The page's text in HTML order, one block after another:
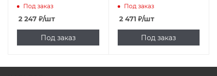
[603]
Под заказ
2 247 ₽/шт
Под заказ
сплошной [605]
Под заказ
2 471₽/шт
Под заказ